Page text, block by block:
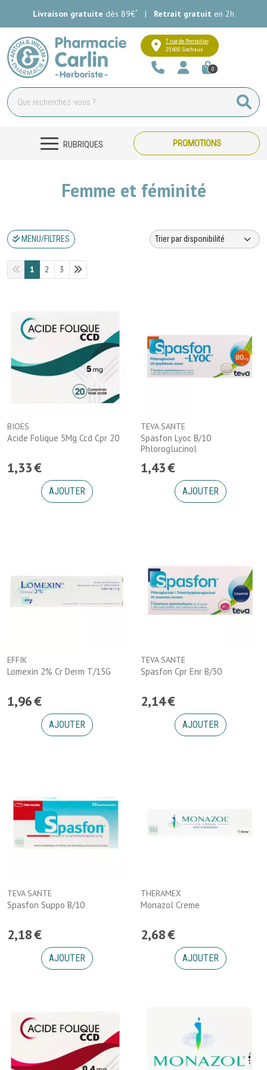
Livraison gratuite dès 89€* | Retrait gratuit en 2h
Pharmacie Carlin Votre
7 rue de Pontarlier
25600 Sochaux
0
RUBRIQUES PROMOTIONS
Femme et féminité
MENU/FILTRES
1 2 3
BIOES
Acide Folique 5Mg Ccd Cpr 20
1,33€
AJOUTER
TEVA SANTE
Spasfon Lyoc B/10
Phloroglucinol
1,43€
AJOUTER
EFFIK
Lomexin 2% Cr Derm T/15G
1,96€
AJOUTER
TEVA SANTE
Spasfon Cpr Enr B/30
2,14€
AJOUTER
TEVA SANTE
Spasfon Suppo B/10
2,18€
AJOUTER
THERAMEX
Monazol Creme
2,68€
AJOUTER